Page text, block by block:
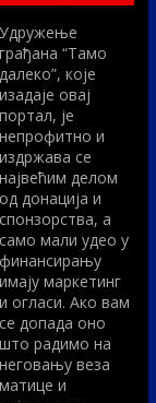
Удружење
грађана “Тамо
далеко”, које
изадаје овај
портал, је
непрофитно и
издржава се
највећим делом
од донација и
спонзорства, а
само мали удео у
финансирању
имају маркетинг
и огласи. Ако вам
се допада оно
што радимо на
неговању веза
матице и